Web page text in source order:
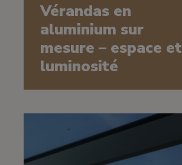
Vérandas en
aluminium sur
mesure – espace et
luminosité